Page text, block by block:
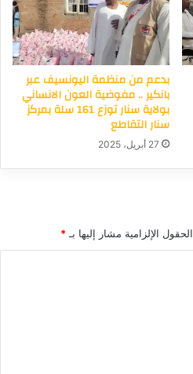
بدعم من منظمة اليونسيف عبر
بانكير .. مفوضية العون الانساني
بولاية سنار توزع 161 سلة بمركز
سنار التقاطع
27 أبريل، 2025
الحقول الإلزامية مشار إليها بـ*